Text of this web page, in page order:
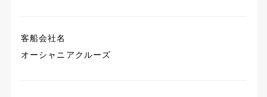
客船会社名
オーシャニアクルーズ